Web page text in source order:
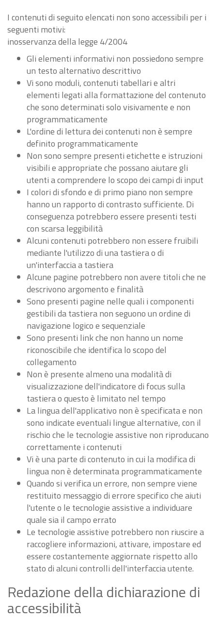
I contenuti di seguito elencati non sono accessibili per i
seguenti motivi:
inosservanza della legge 4/2004
Gli elementi informativi non possiedono sempre
un testo alternativo descrittivo
Vi sono moduli, contenuti tabellari e altri
elementi legati alla formattazione del contenuto
che sono determinati solo visivamente e non
programmaticamente
L'ordine di lettura dei contenuti non è sempre
definito programmaticamente
Non sono sempre presenti etichette e istruzioni
visibili e appropriate che possano aiutare gli
utenti a comprendere lo scopo dei campi di input
I colori di sfondo e di primo piano non sempre
hanno un rapporto di contrasto sufficiente. Di
conseguenza potrebbero essere presenti testi
con scarsa leggibilità
Alcuni contenuti potrebbero non essere fruibili
mediante l'utilizzo di una tastiera o di
un'interfaccia a tastiera
Alcune pagine potrebbero non avere titoli che ne
descrivono argomento e finalità
Sono presenti pagine nelle quali i componenti
gestibili da tastiera non seguono un ordine di
navigazione logico e sequenziale
Sono presenti link che non hanno un nome
riconoscibile che identifica lo scopo del
collegamento
Non è presente almeno una modalità di
visualizzazione dell'indicatore di focus sulla
tastiera o questo è limitato nel tempo
La lingua dell'applicativo non è specificata e non
sono indicate eventuali lingue alternative, con il
rischio che le tecnologie assistive non riproducano
correttamente i contenuti
Vi è una parte di contenuto in cui la modifica di
lingua non è determinata programmaticamente
Quando si verifica un errore, non sempre viene
restituito messaggio di errore specifico che aiuti
l'utente o le tecnologie assistive a individuare
quale sia il campo errato
Le tecnologie assistive potrebbero non riuscire a
raccogliere informazioni, attivare, impostare ed
essere costantemente aggiornate rispetto allo
stato di alcuni controlli dell'interfaccia utente.
Redazione della dichiarazione di
accessibilità